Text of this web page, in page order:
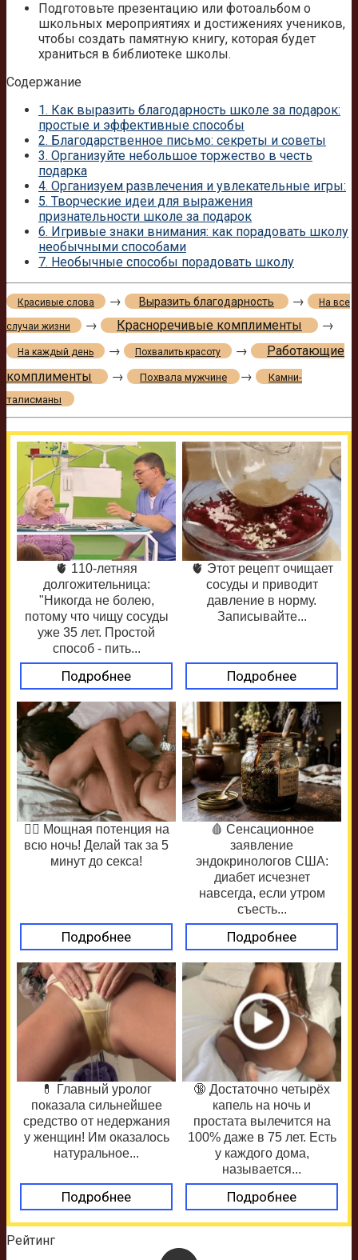
Подготовьте презентацию или фотоальбом о
школьных мероприятиях и достижениях учеников,
чтобы создать памятную книгу, которая будет
храниться в библиотеке школы.
Содержание
1. Как выразить благодарность школе за подарок:
простые и эффективные способы
2. Благодарственное письмо: секреты и советы
3. Организуйте небольшое торжество в честь
подарка
4. Организуем развлечения и увлекательные игры:
5. Творческие идеи для выражения
признательности школе за подарок
6. Игривые знаки внимания: как порадовать школу
необычными способами
7. Необычные способы порадовать школу
Красивые слова → Выразить благодарность → На все
случаи жизни → Красноречивые комплименты →
На каждый день → Похвалить красоту →
Работающие
комплименты
→ Похвала мужчине →
Камни-
талисманы
🫀 110-летняя
долгожительница:
"Никогда не болею,
потому что чищу сосуды
уже 35 лет. Простой
способ - пить...
Подробнее
🫀 Этот рецепт очищает
сосуды и приводит
давление в норму.
Записывайте...
Подробнее
❤️‍🔥 Мощная потенция на
всю ночь! Делай так за 5
минут до секса!
Подробнее
🩸 Сенсационное
заявление
эндокринологов США:
диабет исчезнет
навсегда, если утром
съесть...
Подробнее
💊 Главный уролог
показала сильнейшее
средство от недержания
у женщин! Им оказалось
натуральное...
Подробнее
🔞 Достаточно четырёх
капель на ночь и
простата вылечится на
100% даже в 75 лет. Есть
у каждого дома,
называется...
Подробнее
Рейтинг